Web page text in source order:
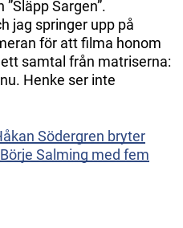
Sargen”.
jag springer upp på
för att filma honom
samtal från matriserna:
Henke ser inte
Södergren bryter
Salming med fem